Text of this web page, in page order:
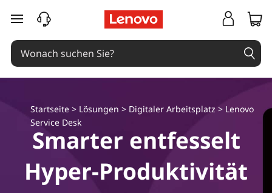
e
n
zum Hauptinhalt springen
Startseite > Lösungen > Digitaler Arbeitsplatz > Lenovo
Service Desk
Smarter entfesselt
Hyper-Produktivität